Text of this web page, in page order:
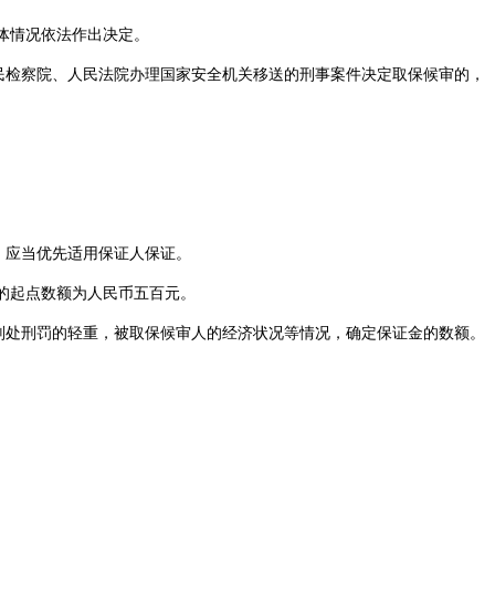
况依法作出决定。
察院、人民法院办理国家安全机关移送的刑事案件决定取保候审的，
当优先适用保证人保证。
点数额为人民币五百元。
刑罚的轻重，被取保候审人的经济状况等情况，确定保证金的数额。